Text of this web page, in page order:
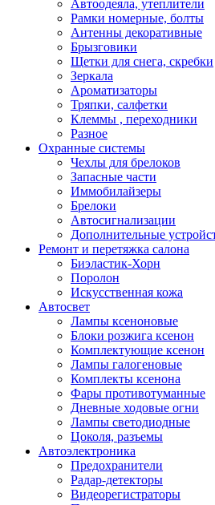
Автоодеяла, утеплители
Рамки номерные, болты
Антенны декоративные
Брызговики
Щетки для снега, скребки
Зеркала
Ароматизаторы
Тряпки, салфетки
Клеммы , переходники
Разное
Охранные системы
Чехлы для брелоков
Запасные части
Иммобилайзеры
Брелоки
Автосигнализации
Дополнительные
Ремонт и перетяжка салона
Биэластик-Хорн
Поролон
Искусственная кожа
Автосвет
Лампы ксеноновые
Блоки розжига ксенон
Комплектующие ксенон
Лампы галогеновые
Комплекты ксенона
Фары противотуманные
Дневные ходовые огни
Лампы светодиодные
Цоколя, разъемы
Автоэлектроника
Предохранители
Радар-детекторы
Видеорегистраторы